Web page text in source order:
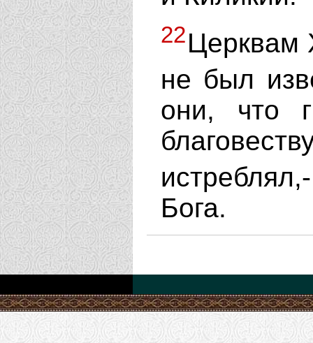
22Церквам
не был
они, что
Бога.